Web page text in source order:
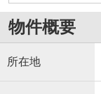
物件概要
所在地